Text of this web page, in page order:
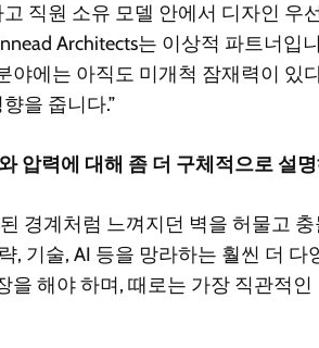
직원 소유 모델 안에서 디자인 우
Architects는 이상적 파트너입
야에는 아직도 미개척 잠재력이 있
을 줍니다.”
압력에 대해 좀 더 구체적으로 설
경계처럼 느껴지던 벽을 허물고
, 기술, AI 등을 망라하는 훨씬 더
을 해야 하며, 때로는 가장 직관적